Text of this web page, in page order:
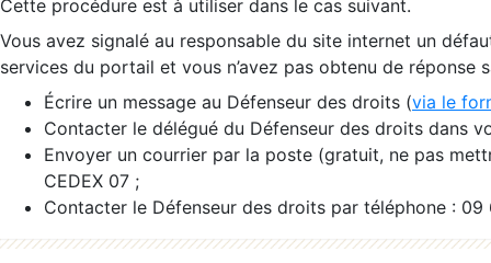
Cette procédure est à utiliser dans le cas suivant.
Vous avez signalé au responsable du site internet un
services du portail et vous n’avez pas obtenu de réponse
Écrire un message au Défenseur des droits (via le
Contacter le délégué du Défenseur des droits dans
Envoyer un courrier par la poste (gratuit, ne pas
CEDEX 07 ;
Contacter le Défenseur des droits par téléphone :